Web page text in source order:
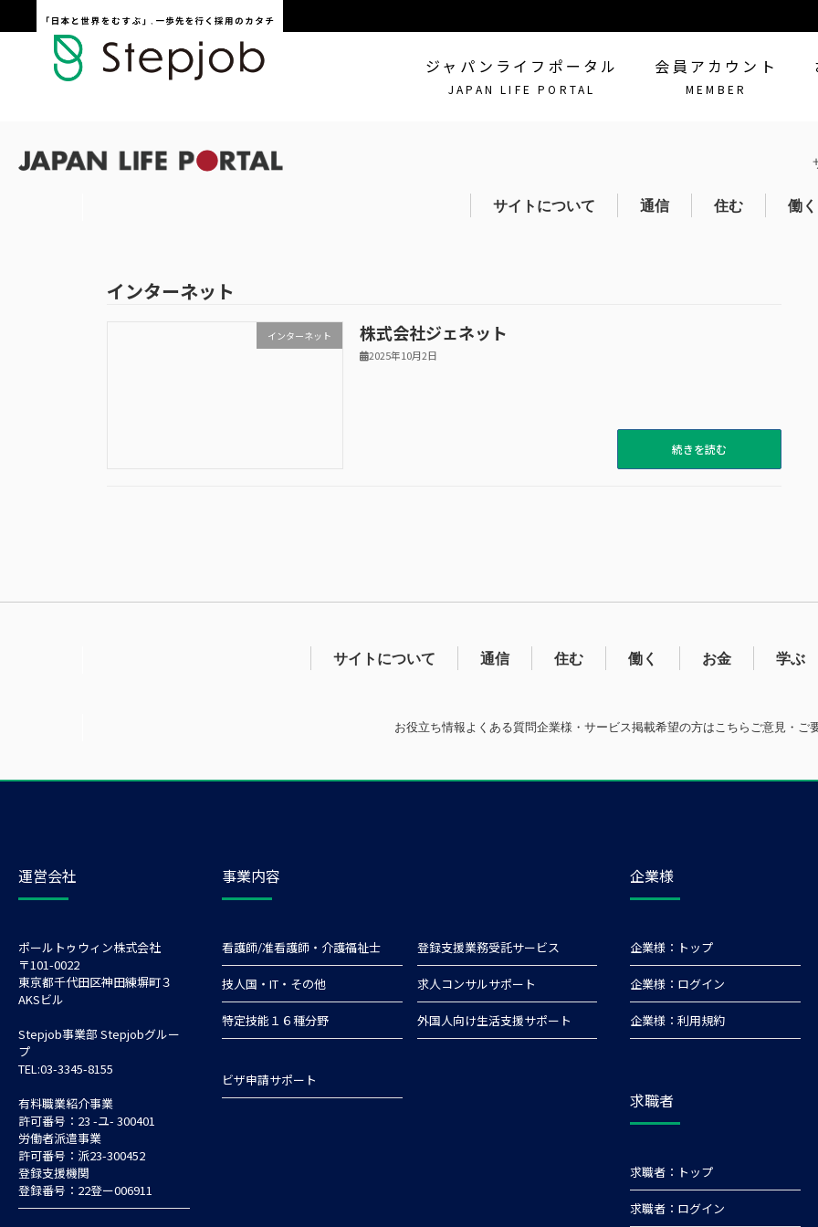
ン
ビ
ジャパンライフポータル
JAPAN LIFE PORTAL
会員アカウント
MEMBER
会員登録
サイトについて 通信 住む 働く
インターネット
インターネット 株式会社ジェネット
2025年10月2日
続きを読む
サイトについて 通信 住む 働く お金 学ぶ
お役立ち情報 よくある質問企業様・サービス掲載希望の方はこちら ご意見・ご
運営会社
ポールトゥウィン株式会社
〒101-0022
東京都千代田区神田練塀町３
AKSビル
Stepjob事業部 Stepjobグルー
プ
TEL:03-3345-8155
有料職業紹介事業
許可番号：23 -ユ- 300401
労働者派遣事業
許可番号：派23-300452
登録支援機関
登録番号：22登ー006911
事業内容
看護師/准看護師・介護福祉士
技人国・IT・その他
特定技能１６種分野
ビザ申請サポート
登録支援業務受託サービス
求人コンサルサポート
外国人向け生活支援サポート
企業様
企業様 トップ
企業様 ログイン
企業様 利用規約
求職者
求職者 トップ
求職者 ログイン